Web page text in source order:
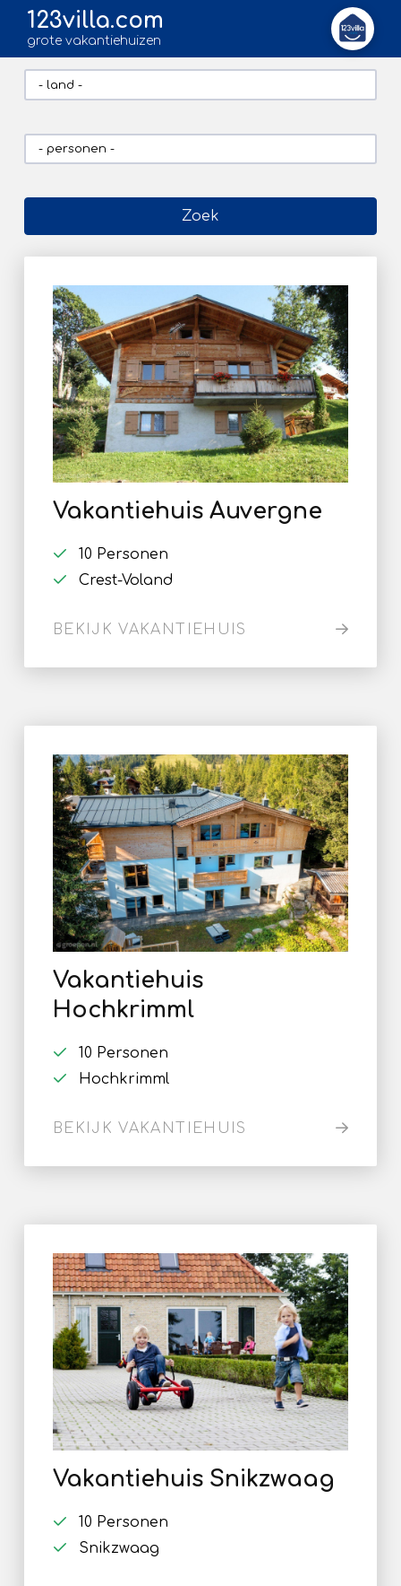
123villa.com
grote vakantiehuizen
Zoek
Vakantiehuis Auvergne
10 Personen
Crest-Voland
BEKIJK VAKANTIEHUIS
Vakantiehuis
Hochkrimml
10 Personen
Hochkrimml
BEKIJK VAKANTIEHUIS
Vakantiehuis Snikzwaag
10 Personen
Snikzwaag